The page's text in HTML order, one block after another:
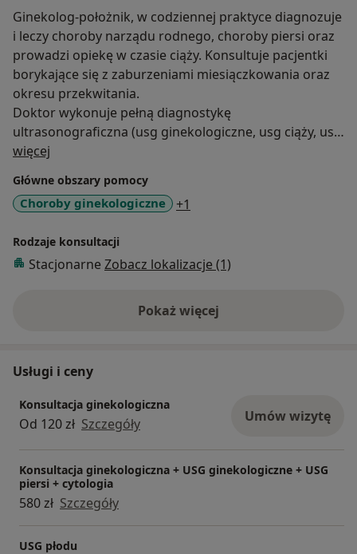
Ginekolog-położnik, w codziennej praktyce diagnozuje
i leczy choroby narządu rodnego, choroby piersi oraz
prowadzi opiekę w czasie ciąży. Konsultuje pacjentki
borykające się z zaburzeniami miesiączkowania oraz
okresu przekwitania.
Doktor wykonuje pełną diagnostykę
ultrasonograficzna (usg ginekologiczne, usg ciąży, usg
piersi).
więcej
Główne obszary pomocy
Choroby ginekologiczne +1
Rodzaje konsultacji
Stacjonarne Zobacz lokalizacje (1)
Pokaż więcejo doświadczeniu
Usługi i ceny
Konsultacja ginekologiczna
Od 120 zł Szczegóły Umów wizytę
Konsultacja ginekologiczna + USG ginekologiczne + USG
piersi + cytologia
580 zł Szczegóły
USG płodu